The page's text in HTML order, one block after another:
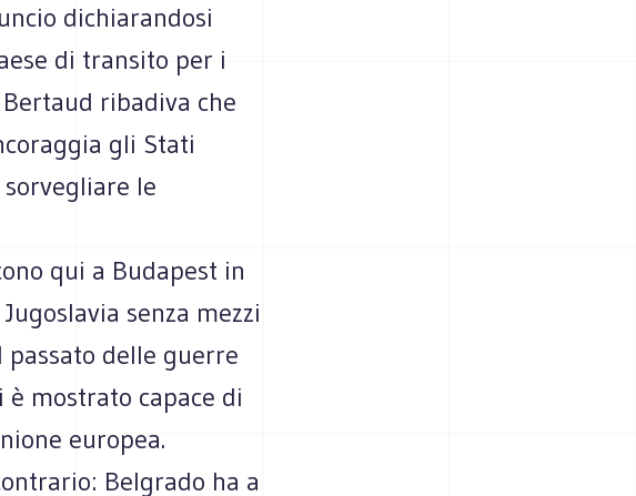
dichiarandosi
di transito per i
ribadiva che
gli Stati
le
qui a Budapest in
senza mezzi
delle guerre
mostrato capace di
europea.
Belgrado ha a